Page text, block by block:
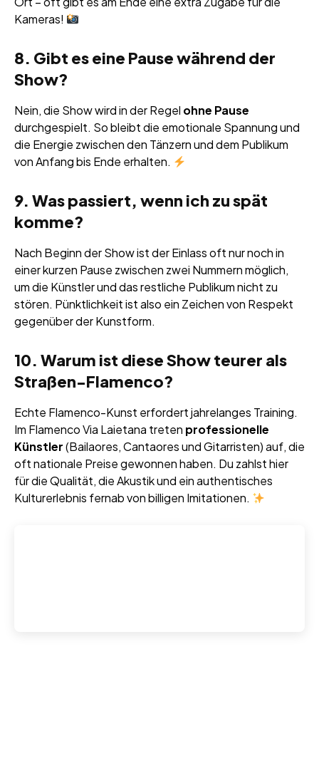
Kameras!
8. Gibt es eine Pause während der
Show?
Nein, die Show wird in der Regel ohne Pause
durchgespielt. So bleibt die emotionale Spannung und
die Energie zwischen den Tänzern und dem Publikum
von Anfang bis Ende erhalten.
9. Was passiert, wenn ich zu spät
komme?
Nach Beginn der Show ist der Einlass oft nur noch in
einer kurzen Pause zwischen zwei Nummern möglich,
um die Künstler und das restliche Publikum nicht zu
stören. Pünktlichkeit ist also ein Zeichen von Respekt
gegenüber der Kunstform.
10. Warum ist diese Show teurer als
Straßen-Flamenco?
Echte Flamenco-Kunst erfordert jahrelanges Training.
Im Flamenco Via Laietana treten professionelle
Künstler(Bailaores, Cantaores und Gitarristen) auf, die
oft nationale Preise gewonnen haben. Du zahlst hier
für die Qualität, die Akustik und ein authentisches
Kulturerlebnis fernab von billigen Imitationen.